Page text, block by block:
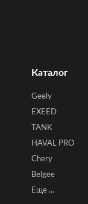
Каталог
Geely
EXEED
TANK
HAVAL PRO
Chery
Belgee
Еще ...